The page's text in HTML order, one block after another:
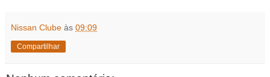
Nissan Clube às 09:09
Compartilhar